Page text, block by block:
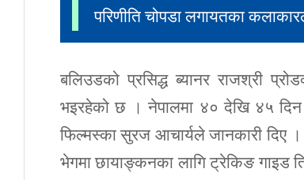
परिणीति चोपडा लगायतका
बलिउडको प्रसिद्ध ब्यानर राजश्री
भइरहेको छ । नेपालमा ४० देखि ४५ दिन
फिल्मस्का सुरज आचार्यले जानकारी दिए
भेगमा छायाङ्कनका लागि ट्रेकिङ गाइड